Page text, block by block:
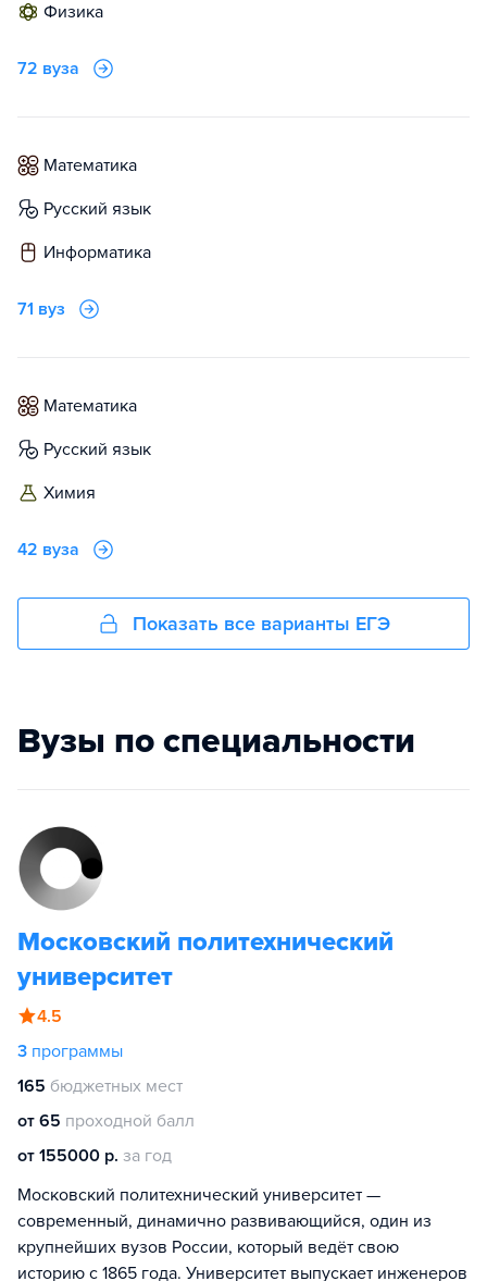
физика
72 вуза
математика
русский язык
информатика
71 вуз
математика
русский язык
химия
42 вуза
Показать все варианты ЕГЭ
Вузы по специальности
Московский политехнический
университет
4.5
3 программы
165 бюджетных мест
от 65 проходной балл
от 155000 р. за год
Московский политехнический университет —
современный, динамично развивающийся, один из
крупнейших вузов России, который ведёт свою
историю с 1865 года. Университет выпускает инженеров